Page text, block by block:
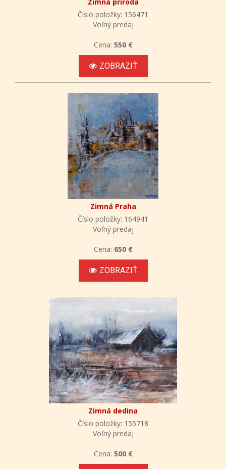
Číslo položky: 156471
Voľný predaj
Cena: 550 €
ZOBRAZIŤ
Zimná Praha
Číslo položky: 164941
Voľný predaj
Cena: 650 €
ZOBRAZIŤ
Zimná dedina
Číslo položky: 155718
Voľný predaj
Cena: 500 €